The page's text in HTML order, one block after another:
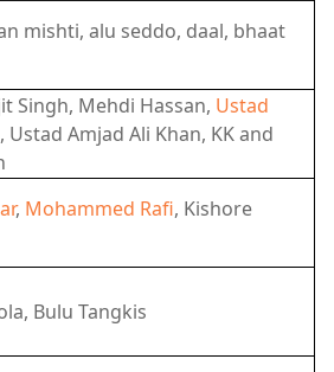
mishti, alu seddo, daal, bhaat
Singh, Mehdi Hassan, Ustad
, Ustad Amjad Ali Khan, KK and
, Mohammed Rafi, Kishore
Bulu Tangkis